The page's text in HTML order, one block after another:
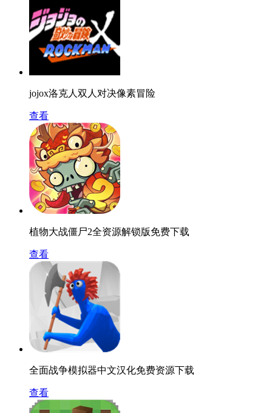
jojox洛克人双人对决像素冒险
查看
植物大战僵尸2全资源解锁版免费下载
查看
全面战争模拟器中文汉化免费资源下载
查看